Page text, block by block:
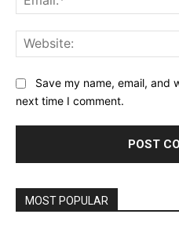
Save my name, email, and
next time I comment.
MOST POPULAR